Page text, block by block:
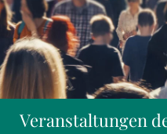
Veranstaltungen